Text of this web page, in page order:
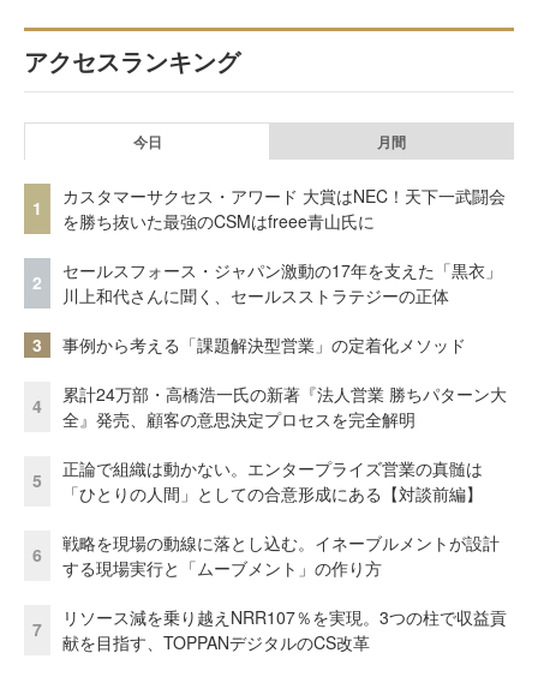
アクセスランキング
今日 月間
1
カスタマーサクセス・アワード 大賞はNEC！天下一武闘会
を勝ち抜いた最強のCSMはfreee青山氏に
2
セールスフォース・ジャパン激動の17年を支えた「黒衣」
川上和代さんに聞く、セールスストラテジーの正体
3 事例から考える「課題解決型営業」の定着化メソッド
4
累計24万部・高橋浩一氏の新著『法人営業 勝ちパターン大
全』発売、顧客の意思決定プロセスを完全解明
5
正論で組織は動かない。エンタープライズ営業の真髄は
「ひとりの人間」としての合意形成にある【対談前編】
6
戦略を現場の動線に落とし込む。イネーブルメントが設計
する現場実行と「ムーブメント」の作り方
7
リソース減を乗り越えNRR107％を実現。3つの柱で収益貢
献を目指す、TOPPANデジタルのCS改革